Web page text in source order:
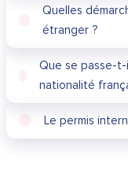
Quelles
étranger ?
Que se passe-t-
nationalité
Le permis